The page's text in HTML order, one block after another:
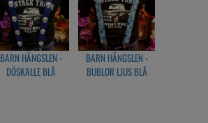
BARN HÄNGSLEN -
DÖSKALLE BLÅ
BARN HÄNGSLEN -
BUBLOR LJUS BLÅ